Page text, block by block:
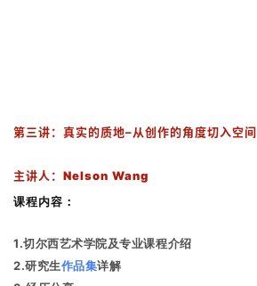
内
计
城
市
第三讲： 真实的质地–从创作的角度切入空间
主讲人： Nelson Wang
课程内容：
1.切尔西艺术学院及专业课程介绍
2.研究生作品集详解